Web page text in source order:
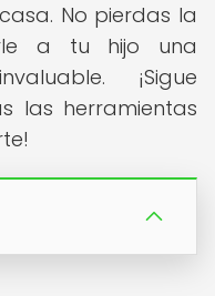
No pierdas la
a tu hijo una
¡Sigue
las herramientas